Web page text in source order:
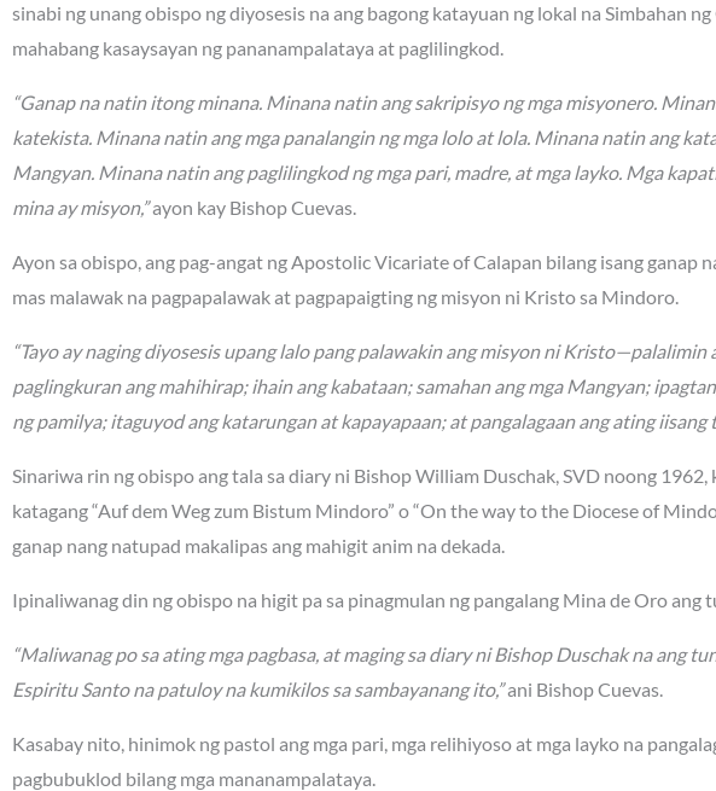
sinabi ng unang obispo ng diyosesis na ang bagong katayuan ng lokal na Simbahan
mahabang kasaysayan ng pananampalataya at paglilingkod.
“Ganap na natin itong minana. Minana natin ang sakripisyo ng mga misyonero.
katekista. Minana natin ang mga panalangin ng mga lolo at lola. Minana natin ang
Mangyan. Minana natin ang paglilingkod ng mga pari, madre, at mga layko. Mga
mina ay misyon,”ayon kay Bishop Cuevas.
Ayon sa obispo, ang pag-angat ng Apostolic Vicariate of Calapan bilang isang ganap
mas malawak na pagpapalawak at pagpapaigting ng misyon ni Kristo sa Mindoro.
“Tayo ay naging diyosesis upang lalo pang palawakin ang misyon ni Kristo—palalimin
paglingkuran ang mahihirap; ihain ang kabataan; samahan ang mga Mangyan;
ng pamilya; itaguyod ang katarungan at kapayapaan; at pangalagaan ang ating iisang
Sinariwa rin ng obispo ang tala sa diary ni Bishop William Duschak, SVD noong 1962,
katagang “Auf dem Weg zum Bistum Mindoro” o “On the way to the Diocese of
ganap nang natupad makalipas ang mahigit anim na dekada.
Ipinaliwanag din ng obispo na higit pa sa pinagmulan ng pangalang Mina de Oro ang
“Maliwanag po sa ating mga pagbasa, at maging sa diary ni Bishop Duschak na ang
Espiritu Santo na patuloy na kumikilos sa sambayanang ito,”ani Bishop Cuevas.
Kasabay nito, hinimok ng pastol ang mga pari, mga relihiyoso at mga layko na
pagbubuklod bilang mga mananampalataya.